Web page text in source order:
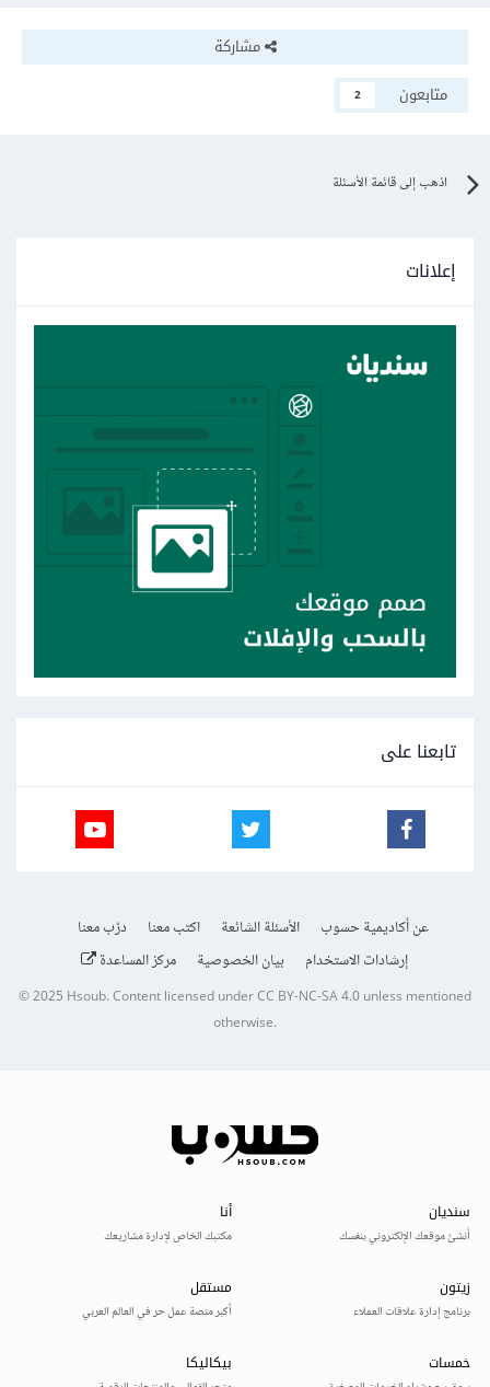
مشاركة
متابعون
2
اذهب إلى قائمة الأسئلة
إعلانات
تابعنا على
عن أكاديمية حسوب الأسئلة الشائعة اكتب معنا
درّب معنا
إرشادات الاستخدام
بيان الخصوصية مركز المساعدة
© 2025Hsoub.Content licensed underCC BY-NC-SA 4.0unless mentioned
otherwise.